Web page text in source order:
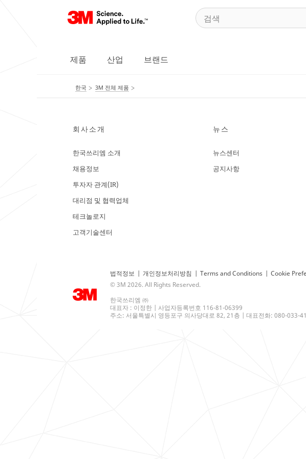
제품 산업 브랜드
한국 3M 전체 제품
회사소개
한국쓰리엠 소개
채용정보
투자자 관계(IR)
대리점 및 협력업체
테크놀로지
고객기술센터
뉴스
뉴스센터
공지사항
법적정보 | 개인정보처리방침 | Terms and Conditions | Cookie
© 3M 2026. All Rights Reserved.
한국쓰리엠 ㈜
대표자 : 이정한 | 사업자등록번호 116-81-06399
주소: 서울특별시 영등포구 의사당대로 82, 21층 | 대표전화: 080-033-